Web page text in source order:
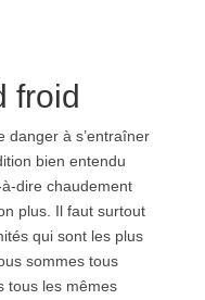
froid
danger à s’entraîner
bien entendu
à-dire chaudement
plus. Il faut surtout
qui sont les plus
sommes tous
tous les mêmes